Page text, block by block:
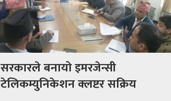
सरकारले बनायो इमरजेन्सी
टेलिकम्युनिकेशन क्लष्टर सक्रिय